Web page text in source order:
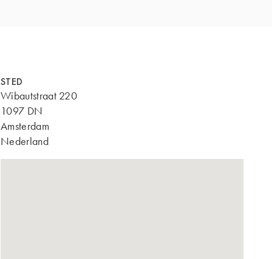
STED
Wibautstraat 220
1097 DN
Amsterdam
Nederland